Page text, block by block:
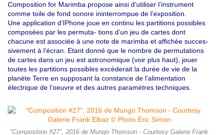
Composition for Marimba propose ainsi d’utiliser l’instrument
comme toile de fond sonore ininterrompue de l’exposition.
Une application d’IPhone joue en continu les partitions possibles
composées par les permuta- tions d’un jeu de cartes dont
chacune est associée à une note de marimba et affichée succes-
sivement à l’écran. Etant donné que le nombre de permutations
de cartes dans un jeu est astronomique (voir plus haut), jouer
toutes les partitions possibles excèderait la durée de vie de la
planète Terre en supposant la constance de l’alimentation
électrique de l’oeuvre et des autres paramètres techniques.
"Composition #27", 2016 de Mungo Thomson - Courtesy Galerie Frank